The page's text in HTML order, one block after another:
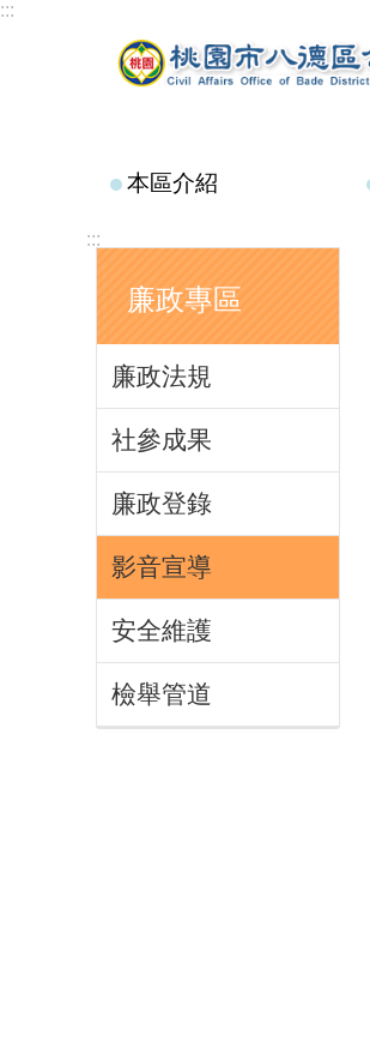
跳到主要內容區塊
:::
本區介紹
:::
廉政專區
廉政法規
社參成果
廉政登錄
影音宣導
安全維護
檢舉管道